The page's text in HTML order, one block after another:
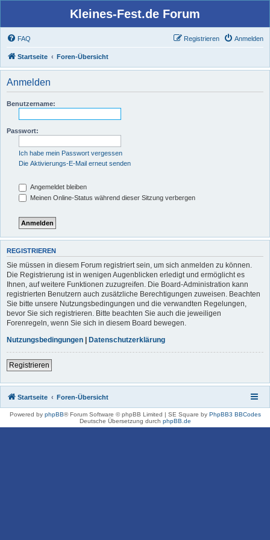
Kleines-Fest.de Forum
FAQ Anmelden
Registrieren
Startseite Foren-Übersicht
Anmelden
Benutzername:
Passwort:
Ich habe mein Passwort vergessen
Die Aktivierungs-E-Mail erneut senden
Angemeldet bleiben
Meinen Online-Status während dieser Sitzung verbergen
REGISTRIEREN
Sie müssen in diesem Forum registriert sein, um sich anmelden zu können.
Die Registrierung ist in wenigen Augenblicken erledigt und ermöglicht es
Ihnen, auf weitere Funktionen zuzugreifen. Die Board-Administration kann
registrierten Benutzern auch zusätzliche Berechtigungen zuweisen. Beachten
Sie bitte unsere Nutzungsbedingungen und die verwandten Regelungen,
bevor Sie sich registrieren. Bitte beachten Sie auch die jeweiligen
Forenregeln, wenn Sie sich in diesem Board bewegen.
Nutzungsbedingungen | Datenschutzerklärung
Registrieren
Startseite Foren-Übersicht
Powered by phpBB® Forum Software © phpBB Limited | SE Square by PhpBB3 BBCodes
Deutsche Übersetzung durch phpBB.de